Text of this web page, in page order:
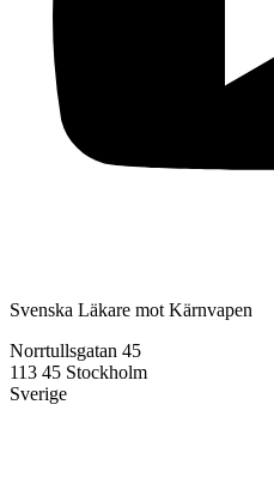
Svenska Läkare mot Kärnvapen
Norrtullsgatan 45
113 45 Stockholm
Sverige